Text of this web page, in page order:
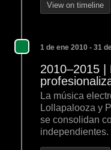
View on timeline
1 de ene 2010 - 31
2010–2015 |
La música
Lollapalooza y
se consolidan
independientes.